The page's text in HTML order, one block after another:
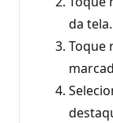
da tela.
Toque